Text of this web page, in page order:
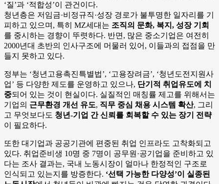
‘질’과 ‘적합성’이 관건이다.
청년층은 저임금·비정규직·성장 경로가 불투명한 일자리를 기
피하고 있으며, 특히 MZ세대는 조직의 문화, 복지, 성장 기회
를 중시하는 경향이 뚜렷하다. 반면, 많은 중소기업은 여전히
2000년대 초반의 인사구조에 머물러 있어, 이들과의 접점을 만
들지 못하고 있다.
정부는 ‘청년고용촉진특별법’, ‘고용장려금’, ‘청년도전지원사
업’ 등 다양한 제도를 운영하고 있으나, 단기적 취업유도에 치
중되어 있는 것이 현실이다. 실질적인 매칭률 제고를 위해서는
기업의 근무환경 개선 유도, 직무 중심 채용 시스템 확산, 그리
고 무엇보다도 청년-기업 간 신뢰를 회복할 수 있는 장기 전략
이 필요하다.
또한 대기업과 공공기관에 편중된 취업 인프라도 고착화되고
있다. 취업준비생 10명 중 7명이 공무원·공기업을 준비하고 있
다는 조사 결과는, 국내 노동시장이 얼마나 한정적인 구조로
인식되고 있는지를 방증한다. ‘선택 가능한 다양성’이 실종된